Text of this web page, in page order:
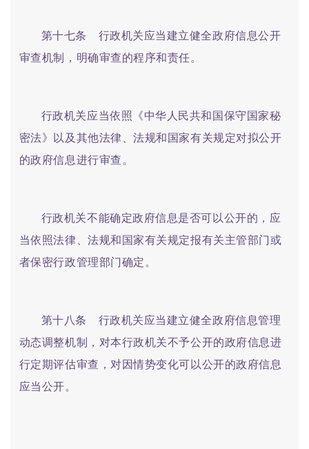
第十七条 行政机关应当建立健全政府信息公开
审查机制，明确审查的程序和责任。
行政机关应当依照《中华人民共和国保守国家秘
密法》以及其他法律、法规和国家有关规定对拟公开
的政府信息进行审查。
行政机关不能确定政府信息是否可以公开的，应
当依照法律、法规和国家有关规定报有关主管部门或
者保密行政管理部门确定。
第十八条 行政机关应当建立健全政府信息管理
动态调整机制，对本行政机关不予公开的政府信息进
行定期评估审查，对因情势变化可以公开的政府信息
应当公开。